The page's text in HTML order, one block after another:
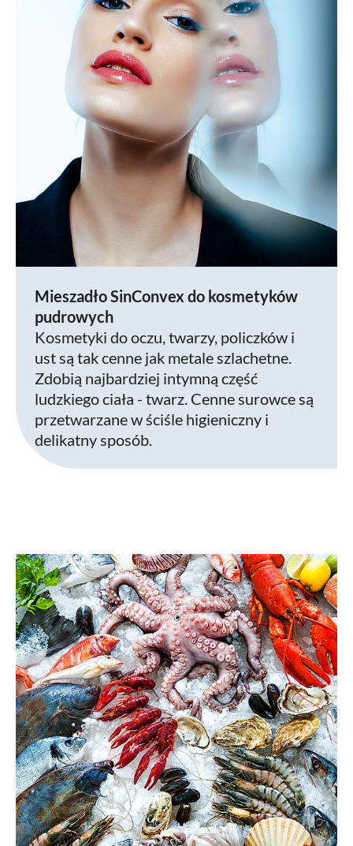
Mieszadło SinConvex do kosmetyków
pudrowych
Kosmetyki do oczu, twarzy, policzków i
ust są tak cenne jak metale szlachetne.
Zdobią najbardziej intymną część
ludzkiego ciała - twarz. Cenne surowce są
przetwarzane w ściśle higieniczny i
delikatny sposób.